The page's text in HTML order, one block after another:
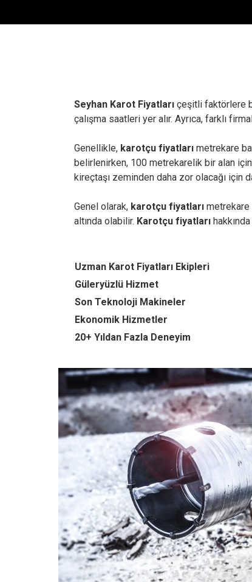
Seyhan Karot Fiyatları çeşitli faktörlere
çalışma saatleri yer alır. Ayrıca, farklı
Genellikle, karotçu fiyatları metrekare
belirlenirken, 100 metrekarelik bir alan
kireçtaşı zeminden daha zor olacağı için
Genel olarak, karotçu fiyatları metrekare
altında olabilir. Karotçu fiyatları
Uzman Karot Fiyatları Ekipleri
Güleryüzlü Hizmet
Son Teknoloji Makineler
Ekonomik Hizmetler
20+ Yıldan Fazla Deneyim